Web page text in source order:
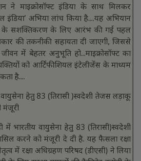
ने माइक्रोसॉफ्ट इंडिया के साथ मिलकर
इंडिया’ अभिया लांच किया है....यह अभियान
के सशक्तिकरण के लिए आरंभ की गई पहल
की तकनीकी सहायता दी जाएगी, जिससे
में बेहतर अनुभूति हो...माइक्रोसॉफ्ट का
को आर्टिफीशियल इंटेलीजेंस के माध्यम
है....
वायुसेना हेतु 83 (तिरासी )स्वदेशी तेजस लड़ाकू
मंजूरी
में भारतीय वायुसेना हेतु 83 (तिरासी)स्वदेशी
करने को मंजूरी दे दी है. यह फैसला रक्षा
में रक्षा अधिग्रहण परिषद (डीएसी) ने लिया